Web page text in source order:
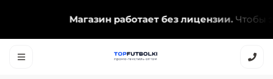
Магазин работает без лицензии.Чтобы